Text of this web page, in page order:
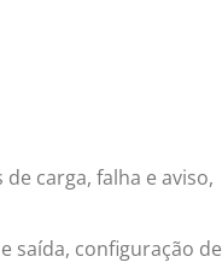
carga, falha e aviso,
saída, configuração de